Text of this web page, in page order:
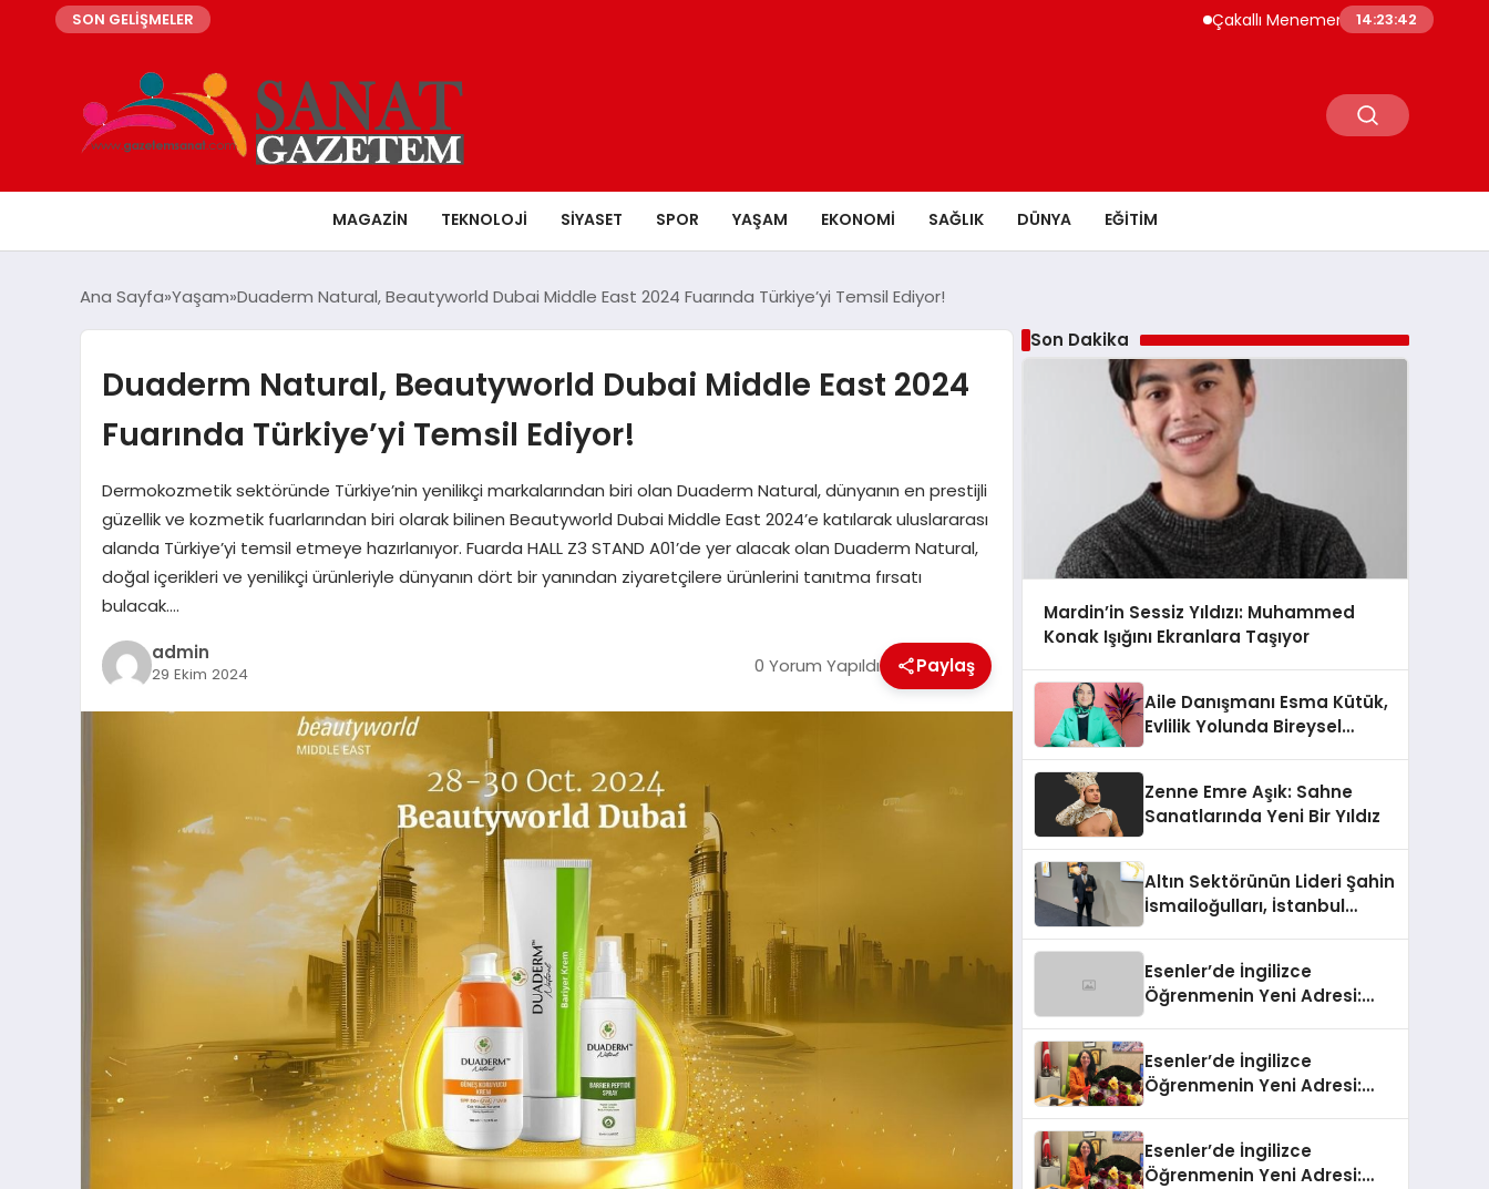
SON GELİŞMELER Çakallı Menemeni Neden Meşhur?
14:23:43
MAGAZIN TEKNOLOJI SIYASET SPOR YAŞAM EKONOMI SAĞLIK DÜNYA EĞITIM
Ana Sayfa Yaşam Duaderm Natural, Beautyworld Dubai Middle East 2024 Fuarında Türkiye’yi Temsil Ediyor!
Duaderm Natural, Beautyworld Dubai Middle East 2024
Fuarında Türkiye’yi Temsil Ediyor!
Dermokozmetik sektöründe Türkiye’nin yenilikçi markalarından biri olan Duaderm Natural, dünyanın en prestijli
güzellik ve kozmetik fuarlarından biri olarak bilinen Beautyworld Dubai Middle East 2024’e katılarak uluslararası
alanda Türkiye’yi temsil etmeye hazırlanıyor. Fuarda HALL Z3 STAND A01’de yer alacak olan Duaderm Natural,
doğal içerikleri ve yenilikçi ürünleriyle dünyanın dört bir yanından ziyaretçilere ürünlerini tanıtma fırsatı
bulacak….
admin
29 Ekim 2024 0 Yorum Yapıldı Paylaş
Son Dakika
Mardin’in Sessiz Yıldızı: Muhammed
Konak Işığını Ekranlara Taşıyor
Aile Danışmanı Esma Kütük,
Evlilik Yolunda Bireysel
Zenne Emre Aşık: Sahne
Sanatlarında Yeni Bir Yıldız
Altın Sektörünün Lideri Şahin
İsmailoğulları, İstanbul
Esenler’de İngilizce
Öğrenmenin Yeni Adresi:
Esenler’de İngilizce
Öğrenmenin Yeni Adresi:
Esenler’de İngilizce
Öğrenmenin Yeni Adresi: